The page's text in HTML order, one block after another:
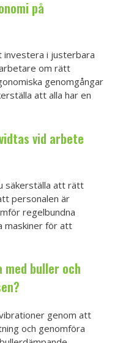
på
investera i justerbara
om rätt
genomgångar
att alla har en
vid arbete
säkerställa att rätt
personalen är
regelbundna
maskiner för att
med buller och
genom att
och genomföra